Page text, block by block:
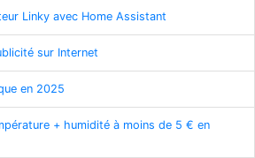
Linky avec Home Assistant
sur Internet
en 2025
+ humidité à moins de 5 € en